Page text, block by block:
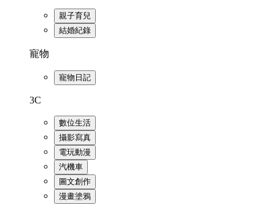
親子育兒
結婚紀錄
寵物
寵物日記
3C
數位生活
攝影寫真
電玩動漫
汽機車
圖文創作
漫畫塗鴉